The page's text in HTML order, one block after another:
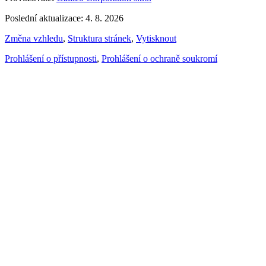
Poslední aktualizace: 4. 8. 2026
Změna vzhledu, Struktura stránek, Vytisknout
Prohlášení o přístupnosti, Prohlášení o ochraně soukromí